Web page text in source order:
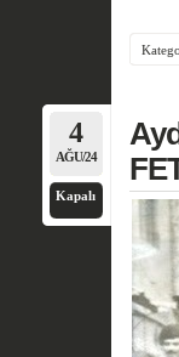
4
AĞU/24
Kapalı